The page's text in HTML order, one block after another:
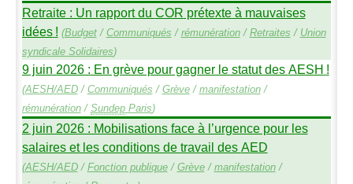
Retraite : Un rapport du COR prétexte à mauvaises
idées ! (Budget/ Communiqués / rémunération/ Retraites / Union
syndicale Solidaires)
9 juin 2026 : En grève pour gagner le statut des AESH !
(AESH/AED/ Communiqués / Grève/ manifestation/
rémunération/ SundepParis)
2 juin 2026 : Mobilisations face à l’urgence pour les
salaires et les conditions de travail des AED
(AESH/AED/ Fonction publique/ Grève/ manifestation/